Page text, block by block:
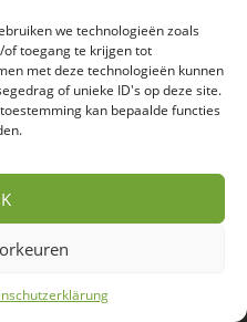
we technologieën zoals
toegang te krijgen tot
met deze technologieën kunnen
of unieke ID's op deze site.
kan bepaalde functies